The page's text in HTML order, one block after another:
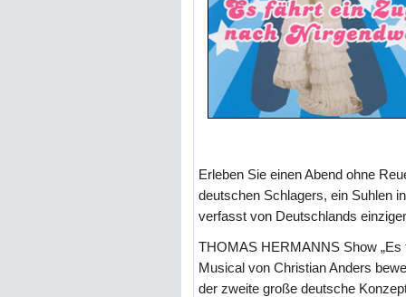
Erleben Sie einen Abend ohne
deutschen Schlagers, ein Suhlen
verfasst von Deutschlands
THOMAS HERMANNS Show „Es
Musical von Christian Anders
der zweite große deutsche